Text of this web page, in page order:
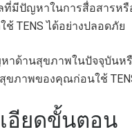
มีปัญหาในการสื่อสารหรื
ช้ TENS ได้อย่างปลอดภัย
ด้านสุขภาพในปัจจุบันหรื
ขภาพของคุณก่อนใช้
อียดขั้นตอน